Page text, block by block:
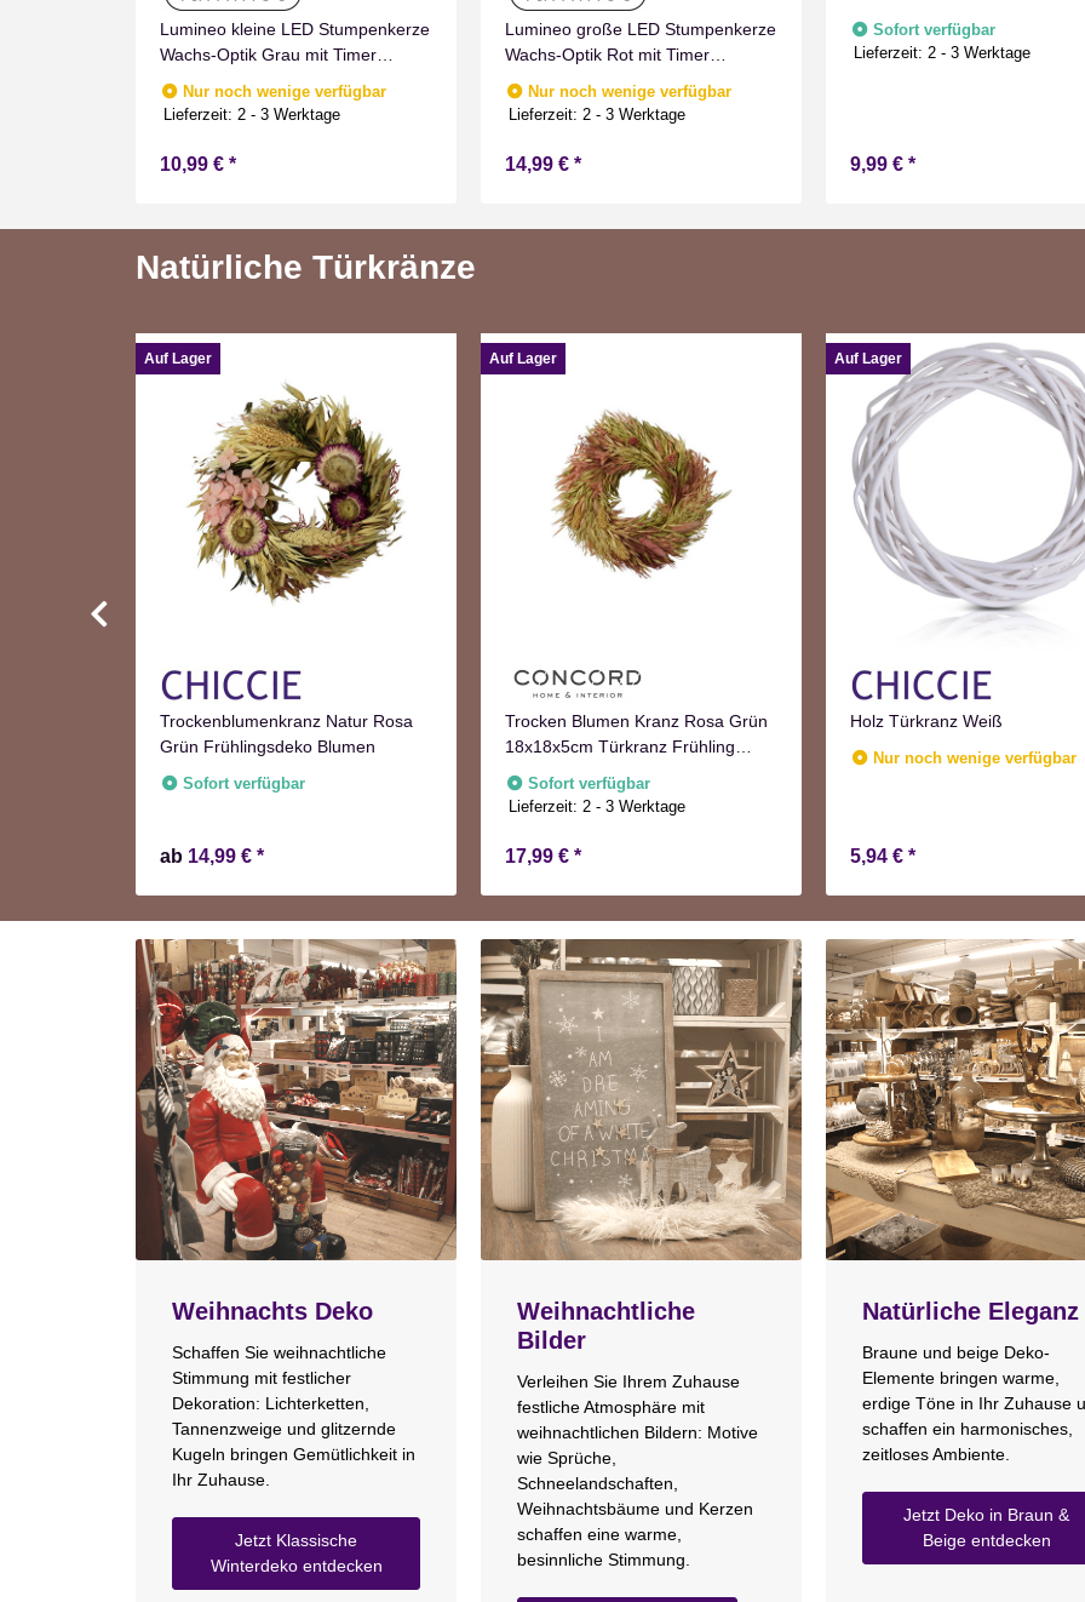
Lumineo kleine LED Stumpenkerze
Wachs-Optik Grau mit Timer
Flammen Effect für Drinnen
Warmweiß 11 cm hoch
Nur noch wenige verfügbar
Lieferzeit:2 - 3 Werktage
10,99 € *
Lumineo große LED Stumpenkerze
Wachs-Optik Rot mit Timer
Flammen Effect für Drinnen
Warmweiß 19 cm hoch
Nur noch wenige verfügbar
Lieferzeit:2 - 3 Werktage
14,99 € *
Sofort verfügbar
Lieferzeit:2 - 3 Werktage
9,99 € *
Natürliche Türkränze
Auf Lager
Trockenblumenkranz Natur Rosa
Grün Frühlingsdeko Blumen
Sofort verfügbar
ab 14,99 € *
Auf Lager
Trocken Blumen Kranz Rosa Grün
18x18x5cm Türkranz Frühling
Herbst
Sofort verfügbar
Lieferzeit: 2 - 3 Werktage
17,99 € *
Auf Lager
Holz Türkranz Weiß
Nur noch wenige verfügbar
5,94 € *
Weihnachts Deko
Schaffen Sie weihnachtliche
Stimmung mit festlicher
Dekoration: Lichterketten,
Tannenzweige und glitzernde
Kugeln bringen Gemütlichkeit in
Ihr Zuhause.
Jetzt Klassische
Winterdeko entdecken
Weihnachtliche
Bilder
Verleihen Sie Ihrem Zuhause
festliche Atmosphäre mit
weihnachtlichen Bildern: Motive
wie Sprüche,
Schneelandschaften,
Weihnachtsbäume und Kerzen
schaffen eine warme,
besinnliche Stimmung.
Natürliche Eleganz
Braune und beige Deko-
Elemente bringen warme,
erdige Töne in Ihr Zuhause
schaffen ein harmonisches,
zeitloses Ambiente.
Jetzt Deko in Braun &
Beige entdecken